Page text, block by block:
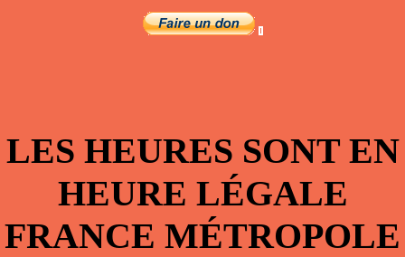
LES HEURES SONT EN
HEURE LÉGALE
FRANCE MÉTROPOLE